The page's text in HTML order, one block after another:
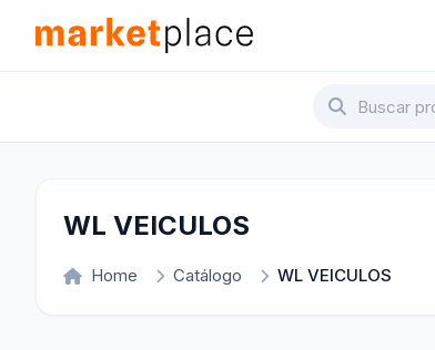
Pular para o conteúdo principal
Marketplace - Voltar para a página inicial
WL VEICULOS
Home Catálogo WL VEICULOS